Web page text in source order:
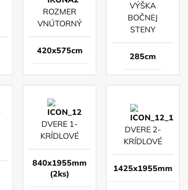
ROZMER
VNÚTORNÝ
420x575cm
VÝŠKA
BOČNEJ
STENY
285cm
DVERE 1-
KRÍDLOVÉ
840x1955mm
(2ks)
DVERE 2-
KRÍDLOVÉ
1425x1955mm